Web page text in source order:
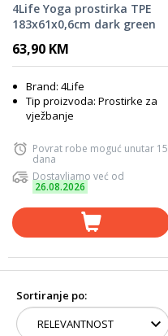
4Life Yoga prostirka TPE
183x61x0,6cm dark green
63,90 KM
Brand: 4Life
Tip proizvoda: Prostirke za
vježbanje
Povrat robe moguć unutar 15
dana
Dostavljamo već od
26.08.2026
Sortiranje po: